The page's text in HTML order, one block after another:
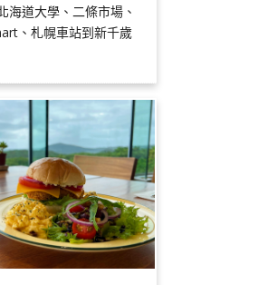
海道大學、二條市場、
、札幌車站到新千歲